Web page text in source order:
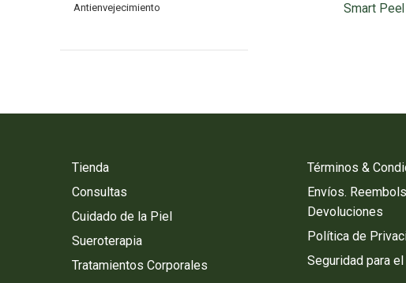
Antienvejecimiento
Smart Peel
Tienda
Consultas
Cuidado de la Piel
Sueroterapia
Tratamientos Corporales
Términos &
Envíos.
Devoluciones
Política de
Seguridad para